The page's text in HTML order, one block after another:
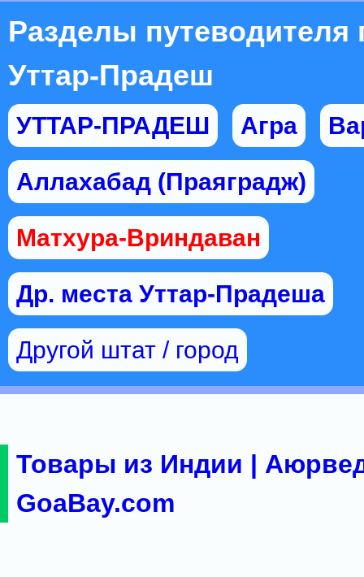
Разделы путеводителя
Уттар-Прадеш
УТТАР-ПРАДЕШ Агра
Аллахабад (Праяградж)
Матхура-Вриндаван
Др. места Уттар-Прадеша
Другой штат / город
Товары из Индии |
GoaBay.com